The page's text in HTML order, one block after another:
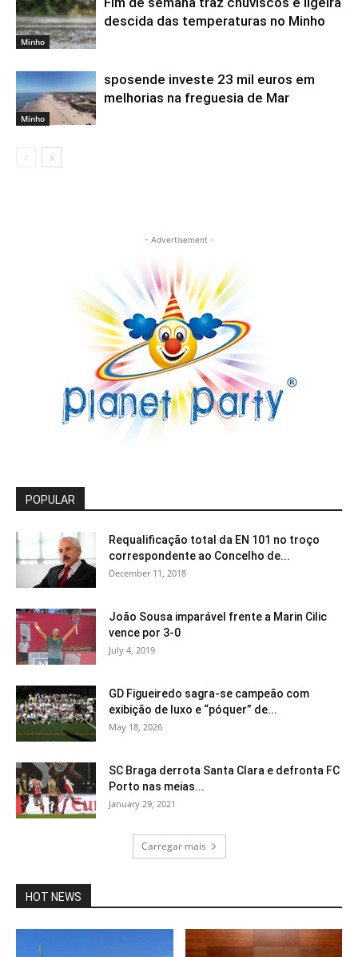
Minho
descida das temperaturas no Minho
Minho
sposende investe 23 mil euros em
melhorias na freguesia de Mar
- Advertisement -
POPULAR
Requalificação total da EN 101 no troço
correspondente ao Concelho de...
December 11, 2018
João Sousa imparável frente a Marin Cilic
vence por 3-0
July 4, 2019
GD Figueiredo sagra-se campeão com
exibição de luxo e “póquer” de...
May 18, 2026
SC Braga derrota Santa Clara e defronta FC
Porto nas meias...
January 29, 2021
Carregar mais
HOT NEWS